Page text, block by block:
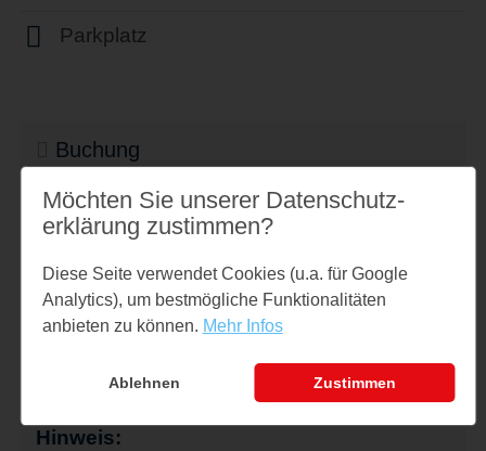
Parkplatz
Buchung
Datum:
07.08.2026 - 14.08.2026
2
Alter Kinder:
Inklusive:
Endreinigung, WLAN, Parkplatz
Hinweis:
Möchten Sie unserer Datenschutz­
erklärung zustimmen?
Diese Seite verwendet Cookies (u.a. für Google
Analytics), um bestmögliche Funktionalitäten
anbieten zu können. Mehr Infos
Ablehnen Zustimmen